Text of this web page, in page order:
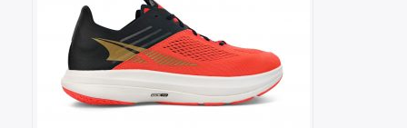
Rechercher